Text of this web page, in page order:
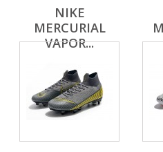
NIKE
MERCURIAL
VAPOR...